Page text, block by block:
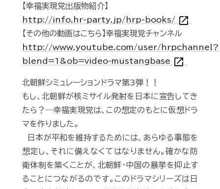
【幸福実現党出版物紹介】
http://info.hr-party.jp/hrp-books/ open_in_new
【その他の動画はこちら】幸福実現党チャンネル
http://www.youtube.com/user/hrpchannel?
blend=1&ob=video-mustangbase open_in_new
北朝鮮シミュレーションドラマ第3弾！！
もし、北朝鮮が核ミサイル発射を日本に宣告してき
たら？―幸福実現党は、この想定のもとに仮想ドラ
マを作りました。
日本が平和を維持するためには、あらゆる事態を
想定し、それに備えなくてはなりません。確かな防
衛体制を築くことが、北朝鮮・中国の暴挙を抑止す
ることにつながるのです。このドラマシリーズは日